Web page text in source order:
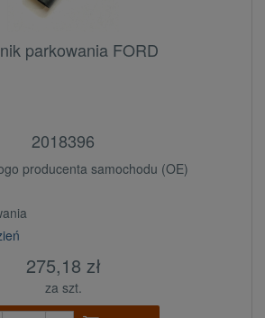
parkowania FORD
2018396
producenta samochodu (OE)
275,18 zł
za szt.